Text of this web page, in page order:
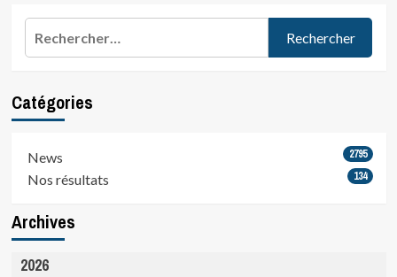
hommage
à
Rémi
Catégories
News 2795
Nos résultats 134
Archives
2026